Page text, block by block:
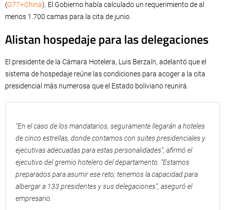
(G77+China). El Gobierno había calculado un requerimiento de al
menos 1.700 camas para la cita de junio.
Alistan hospedaje para las delegaciones
El presidente de la Cámara Hotelera, Luis Berzaín, adelantó que el
sistema de hospedaje reúne las condiciones para acoger a la cita
presidencial más numerosa que el Estado boliviano reunirá.
“En el caso de los mandatarios, seguramente llegarán a hoteles
de cinco estrellas, donde contamos con suites presidenciales y
ejecutivas adecuadas para estas personalidades”, afirmó el
ejecutivo del gremio hotelero del departamento. “Estamos
preparados para asumir ese reto; tenemos la capacidad para
albergar a 133 presidentes y sus delegaciones”, aseguró el
empresario.